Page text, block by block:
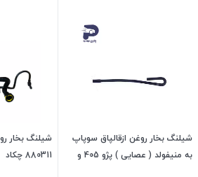
شیلنگ بخار روغن ازقالپاق سوپاپ
به منیفولد ( عصایی ) پژو 405 و
880311 چکاد